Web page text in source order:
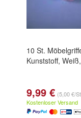
10 St.
Kunststoff,
9,99 € (5,00 €/
Kostenloser Versand